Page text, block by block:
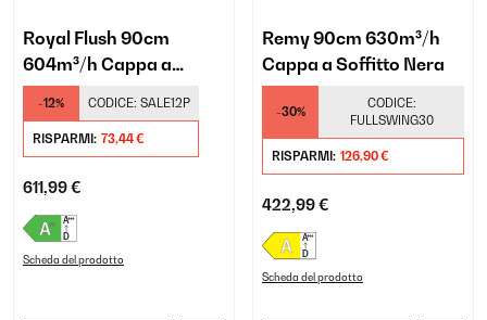
Royal Flush 90cm
604m³/h Cappa a
Scomparsa Nero
-12% CODICE: SALE12P
RISPARMI: 73,44 €
611,99 €
Scheda del prodotto
Remy 90cm 630m³/h
Cappa a Soffitto Nera
-30%
CODICE:
FULLSWING30
RISPARMI: 126,90 €
422,99 €
Scheda del prodotto